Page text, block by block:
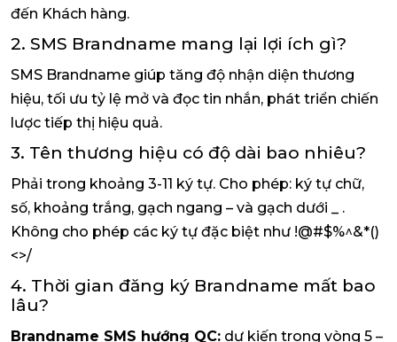
đến Khách hàng.
2. SMS Brandname mang lại lợi ích gì?
SMS Brandname giúp tăng độ nhận diện thương
hiệu, tối ưu tỷ lệ mở và đọc tin nhắn, phát triển chiến
lược tiếp thị hiệu quả.
3. Tên thương hiệu có độ dài bao nhiêu?
Phải trong khoảng 3-11 ký tự. Cho phép: ký tự chữ,
số, khoảng trắng, gạch ngang – và gạch dưới _ .
Không cho phép các ký tự đặc biệt như !@#$%^&*()
<>/
4. Thời gian đăng ký Brandname mất bao
lâu?
Brandname SMS hướng QC: dự kiến trong vòng 5 –